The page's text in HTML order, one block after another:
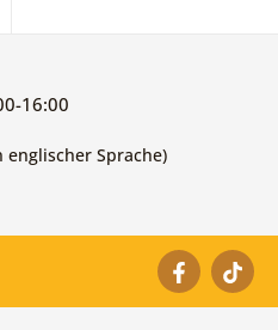
16:00
englischer Sprache)